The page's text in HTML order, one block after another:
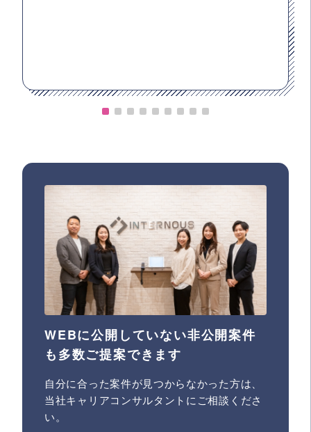
WEBに公開していない非公開案件
も多数ご提案できます
自分に合った案件が見つからなかった方は、
当社キャリアコンサルタントにご相談くださ
い。